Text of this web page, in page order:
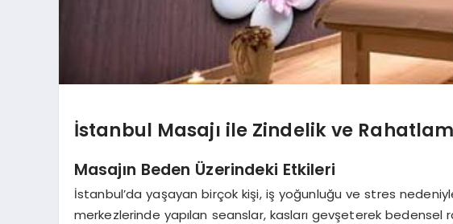
İstanbul Masajı ile Zindelik ve
Masajın Beden Üzerindeki Etkileri
İstanbul’da yaşayan birçok kişi, iş yoğunluğu ve stres
merkezlerinde yapılan seanslar, kasları gevşeterek bedensel